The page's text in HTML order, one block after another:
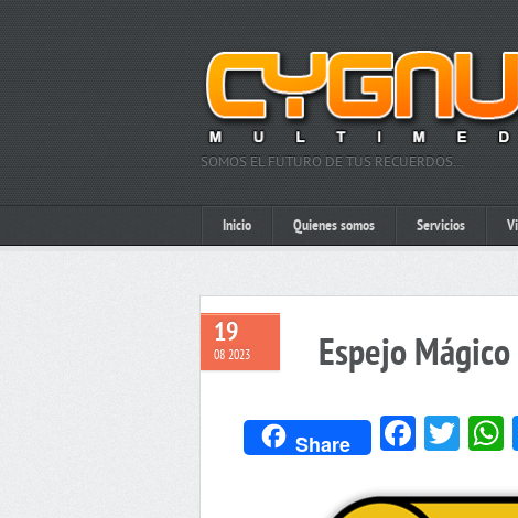
SOMOS EL FUTURO DE TUS RECUERDOS…
Inicio Quienes somos Servicios
19
08 2023 Espejo
Share